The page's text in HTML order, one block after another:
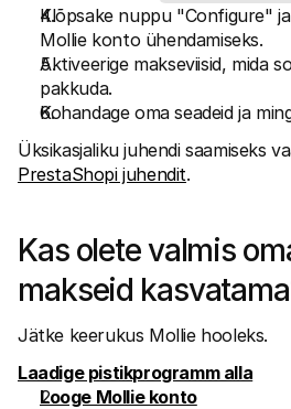
Klõpsake nuppu "Configure"
Mollie konto ühendamiseks.
Aktiveerige makseviisid, mida
pakkuda.
Kohandage oma seadeid ja
PrestaShopi juhendit.
Kas olete valmis
makseid
Jätke keerukus Mollie hooleks.
Laadige pistikprogramm alla
Looge Mollie konto